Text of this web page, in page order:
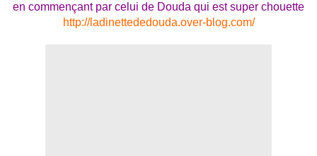
en commençant par celui de Douda qui est super chouette
http://ladinettededouda.over-blog.com/